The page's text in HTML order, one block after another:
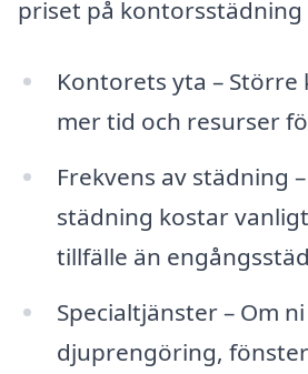
priset på
Kontorets yta –
mer tid och resurser
Frekvens av städning
städning kostar
tillfälle än
Specialtjänster – Om
djuprengöring,